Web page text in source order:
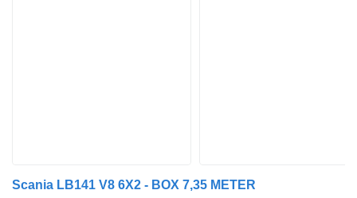
Scania LB141 V8 6X2 - BOX 7,35 METER